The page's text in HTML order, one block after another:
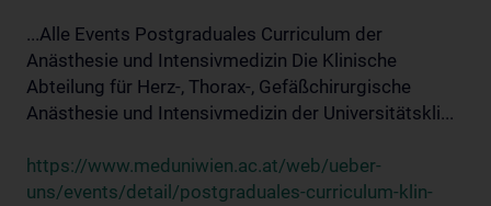
...Alle Events Postgraduales Curriculum der
Anästhesie und Intensivmedizin Die Klinische
Abteilung für Herz-, Thorax-, Gefäßchirurgische
Anästhesie und Intensivmedizin der Universitätskli...
https://www.meduniwien.ac.at/web/ueber-
uns/events/detail/postgraduales-curriculum-klin-